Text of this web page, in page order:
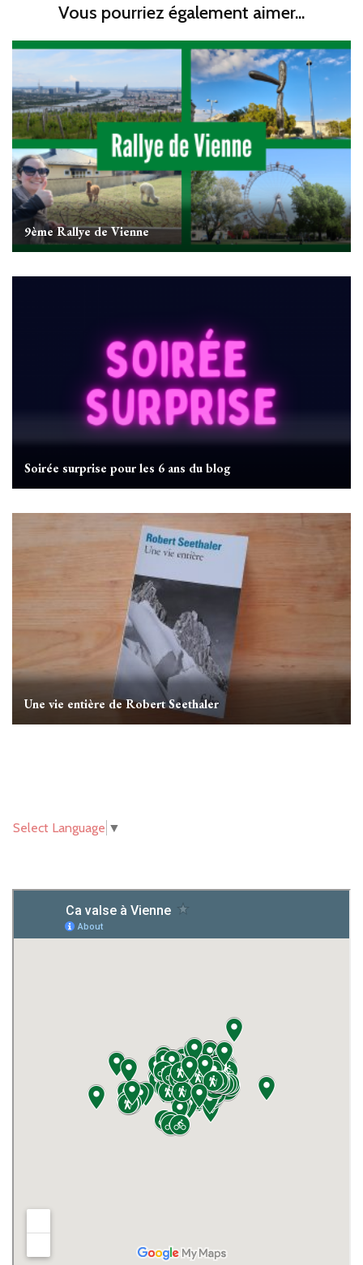
Vous pourriez également aimer...
9ème Rallye de Vienne
Soirée surprise pour les 6 ans du blog
Une vie entière de Robert Seethaler
Select Language ▼